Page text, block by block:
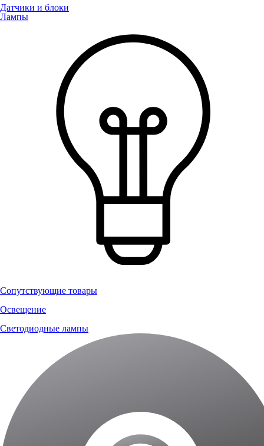
Датчики и блоки
Лампы
Сопутствующие товары
Освещение
Светодиодные лампы